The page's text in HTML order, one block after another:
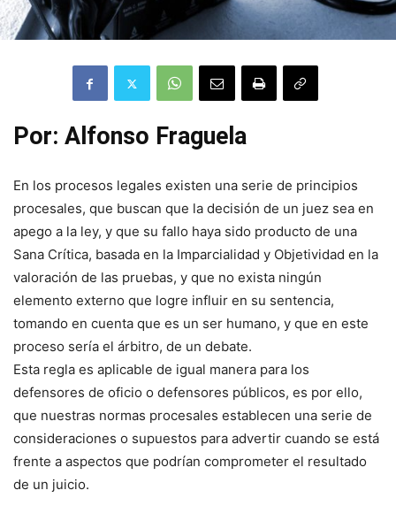
Por: Alfonso Fraguela
En los procesos legales existen una serie de principios
procesales, que buscan que la decisión de un juez sea en
apego a la ley, y que su fallo haya sido producto de una
Sana Crítica, basada en la Imparcialidad y Objetividad en la
valoración de las pruebas, y que no exista ningún
elemento externo que logre influir en su sentencia,
tomando en cuenta que es un ser humano, y que en este
proceso sería el árbitro, de un debate.
Esta regla es aplicable de igual manera para los
defensores de oficio o defensores públicos, es por ello,
que nuestras normas procesales establecen una serie de
consideraciones o supuestos para advertir cuando se está
frente a aspectos que podrían comprometer el resultado
de un juicio.